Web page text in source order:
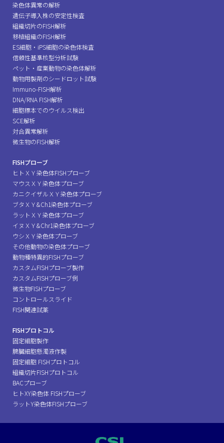
染色体異常の解析
遺伝子導入株の安定性検査
組織切片のFISH解析
移植組織のFISH解析
ES細胞・iPS細胞の染色体検査
信頼性基準核型分析試験
ペット・産業動物の染色体解析
動物用製剤のシードロット試験
Immuno-FISH解析
DNA/RNA FISH解析
細胞標本でのウイルス検出
SCE解析
対合異常解析
微生物のFISH解析
FISHプローブ
ヒトＸＹ染色体FISHプローブ
マウスＸＹ染色体プローブ
カニクイザルＸＹ染色体プローブ
ブタＸＹ&Ch1染色体プローブ
ラットＸＹ染色体プローブ
イヌＸＹ&Chr1染色体プローブ
ウシＸＹ染色体プローブ
その他動物の染色体プローブ
動物種特異的FISHプローブ
カスタムFISHプローブ製作
カスタムFISHプローブ例
微生物FISHプローブ
コントロールスライド
FISH関連試薬
FISHプロトコル
固定細胞製作
脾臓細胞懸濁液作製
固定細胞 FISHプロトコル
組織切片FISHプロトコル
BACプローブ
ヒトXY染色体 FISHプローブ
ラットY染色体FISHプローブ